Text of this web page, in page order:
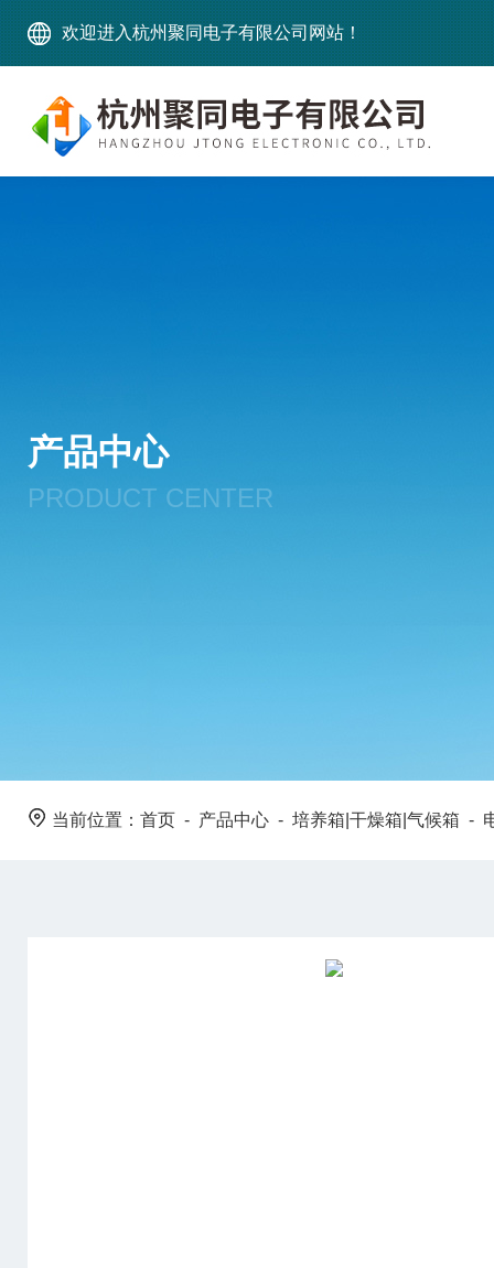
欢迎进入杭州聚同电子有限公司网站！
产品中心
PRODUCT CENTER
当前位置： 首页 - 产品中心 - 培养箱|干燥箱|气候箱 -